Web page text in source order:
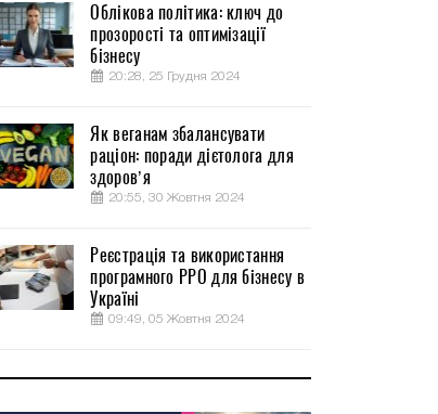
Облікова політика: ключ до
прозорості та оптимізації
бізнесу
20:28, 25 Грудня 2024
Як веганам збалансувати
раціон: поради дієтолога для
здоров’я
20:55, 30 Жовтня 2024
Реєстрація та використання
програмного РРО для бізнесу в
Україні
09:49, 05 Жовтня 2024